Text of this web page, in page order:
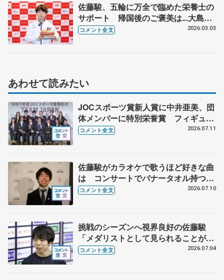
佐藤駿、五輪に万全で臨めた栄養士の
サポート 帰国後のご褒美は...大島光
翔と 【エームサービス社員交流会】
コメント全文 2026.03.03
あわせて読みたい
JOCスポーツ賞新人賞に中井亜美、団
体メンバーに特別栄誉賞 フィギュア
スケートに別のスポーツを組み合わせ
コメント全文 2026.07.11
佐藤駿がカラオケで歌うほど好きな曲
は コンサートでバナータオル持つ観
客に感謝 【オリンピックコンサー
コメント全文 2026.07.10
挑戦のシーズンへ視界良好の佐藤駿
「メダリストとして見られることが自
信につながる」【全日本シニア強化合
コメント全文 2026.07.04